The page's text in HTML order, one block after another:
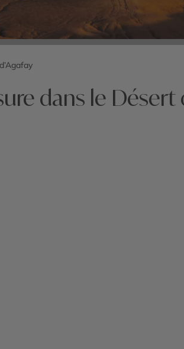
dans le Désert